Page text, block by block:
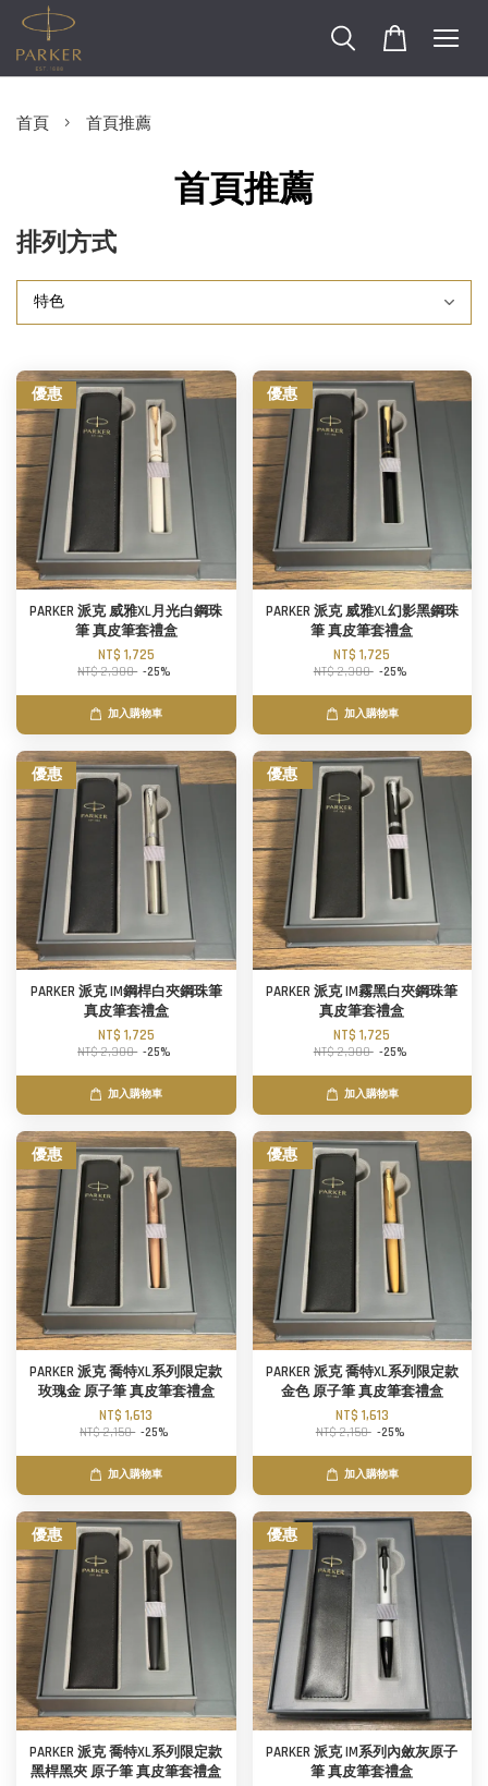
首頁 › 首頁推薦
首頁推薦
排列方式
優惠
PARKER 派克 威雅XL月光白鋼珠
筆 真皮筆套禮盒
NT$ 1,725
NT$ 2,300 -25%
加入購物車
優惠
PARKER 派克 威雅XL幻影黑鋼珠
筆 真皮筆套禮盒
NT$ 1,725
NT$ 2,300 -25%
加入購物車
優惠
PARKER 派克 IM鋼桿白夾鋼珠筆
真皮筆套禮盒
NT$ 1,725
NT$ 2,300 -25%
加入購物車
優惠
PARKER 派克 IM霧黑白夾鋼珠筆
真皮筆套禮盒
NT$ 1,725
NT$ 2,300 -25%
加入購物車
優惠
PARKER 派克 喬特XL系列限定款
玫瑰金 原子筆 真皮筆套禮盒
NT$ 1,613
NT$ 2,150 -25%
加入購物車
優惠
PARKER 派克 喬特XL系列限定款
金色 原子筆 真皮筆套禮盒
NT$ 1,613
NT$ 2,150 -25%
加入購物車
優惠
PARKER 派克 喬特XL系列限定款
黑桿黑夾 原子筆 真皮筆套禮盒
優惠
PARKER 派克 IM系列內斂灰原子
筆 真皮筆套禮盒